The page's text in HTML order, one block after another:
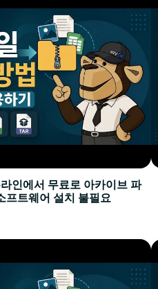
인에서 무료로 아카이브 파
프트웨어 설치 불필요